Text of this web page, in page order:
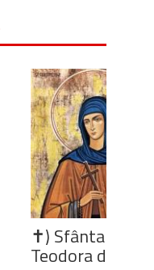
✝) Sfânta
Teodora de la